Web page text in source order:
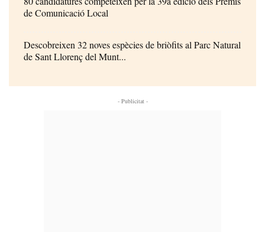
de Comunicació Local
Descobreixen 32 noves espècies de briòfits al Parc Natural
de Sant Llorenç del Munt...
- Publicitat -